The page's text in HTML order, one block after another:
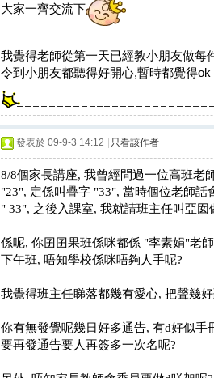
大家一齊交流下
我覺得老師從第一天已經教小朋友做每
令到小朋友都聽得好開心,暫時都覺得ok
發表於 09-9-3 14:12 只看該作者
8/8個家長講座, 我曾經問過一位高班老
"23", 定係叫疊字 "33", 當時個位老師話
" 33", 之後入課室, 我就請班主任叫亞囡
係呢, 你囝囝果班係咪都係 "李素娟"老
下午班, 唔知學校係咪唔夠人手呢?
我覺得班主任睇落都幾有愛心, 把聲幾
你有無發覺呢幾日好多通告, 有d好似手
要再發通告要人再簽多一次名呢?